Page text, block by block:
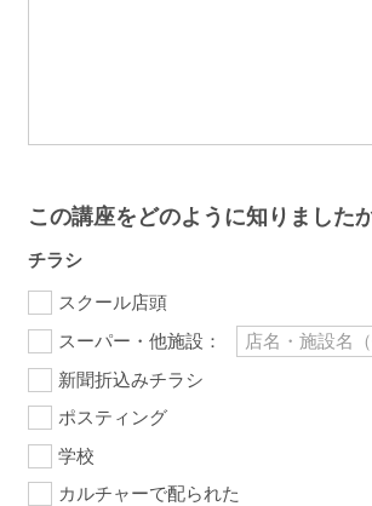
この講座をどのように知りました
チラシ
スクール店頭
スーパー・他施設：
新聞折込みチラシ
ポスティング
学校
カルチャーで配られた